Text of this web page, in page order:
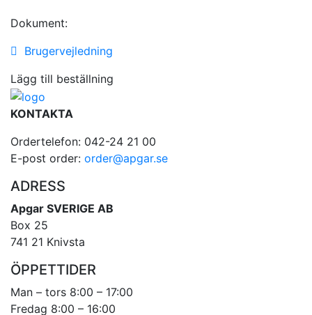
Dokument:
Brugervejledning
Lägg till beställning
KONTAKTA
Ordertelefon: 042-24 21 00
E-post order: order@apgar.se
ADRESS
Apgar SVERIGE AB
Box 25
741 21 Knivsta
ÖPPETTIDER
Man – tors 8:00 – 17:00
Fredag 8:00 – 16:00